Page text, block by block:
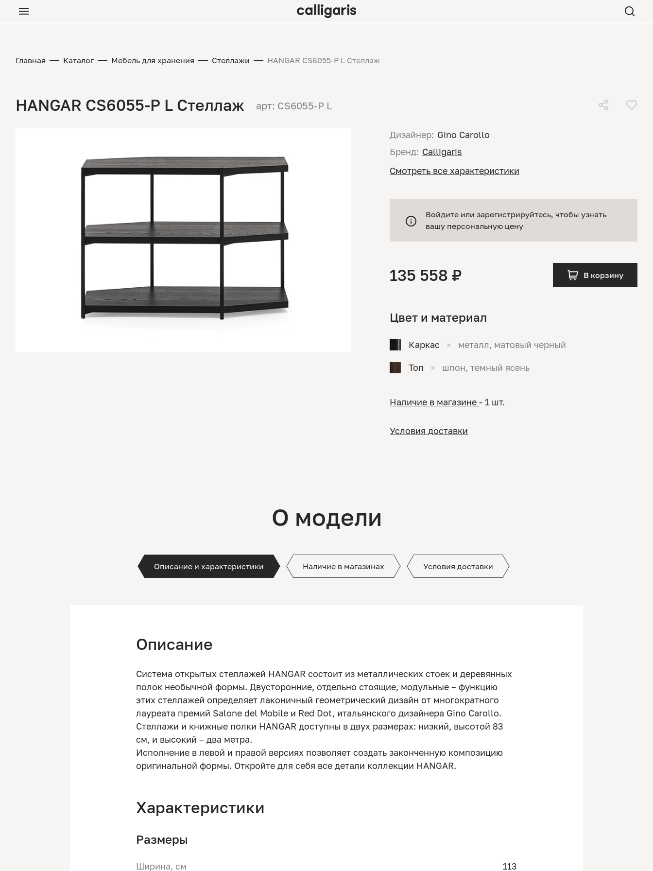
Главная Каталог Мебель для хранения Стеллажи HANGAR CS6055-P L Стеллаж
HANGAR CS6055-P L Стеллаж арт: CS6055-P L
Дизайнер: Gino Carollo
Бренд: Calligaris
Смотреть все характеристики
Войдите или зарегистрируйтесь, чтобы узнать
вашу персональную цену
135 558 ₽ В корзину
Цвет и материал
Каркас металл, матовый черный
Топ шпон, темный ясень
Наличие в магазине - 1 шт.
Условия доставки
О модели
Описание и характеристики Наличие в магазинах Условия доставки
Описание
Система открытых стеллажей HANGAR состоит из металлических стоек и деревянных
полок необычной формы. Двусторонние, отдельно стоящие, модульные – функцию
этих стеллажей определяет лаконичный геометрический дизайн от многократного
лауреата премий Salone del Mobile и Red Dot, итальянского дизайнера Gino Carollo.
Стеллажи и книжные полки HANGAR доступны в двух размерах: низкий, высотой 83
см, и высокий – два метра.
Исполнение в левой и правой версиях позволяет создать законченную композицию
оригинальной формы. Откройте для себя все детали коллекции HANGAR.
Характеристики
Размеры
Ширина, см 113